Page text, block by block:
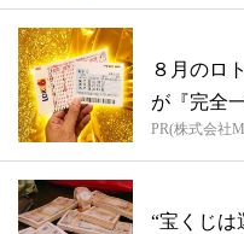
８月のロ
が『完全
PR(株式会社
“宝くじは